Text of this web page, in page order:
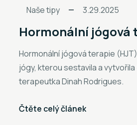
Naše tipy 3.29.2025
Hormonální jógová
Hormonální jógová terapie
jógy, kterou sestavila a
terapeutka Dinah Rodrigues.
Čtěte celý článek